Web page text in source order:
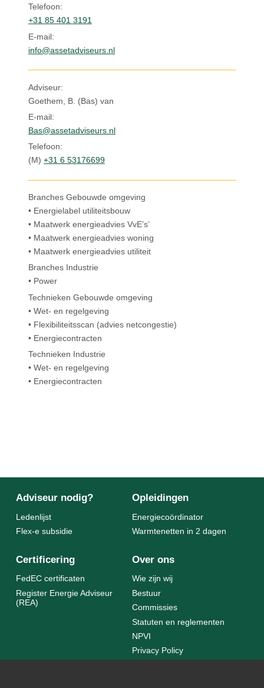
Telefoon:
+31 85 401 3191
E-mail:
info@assetadviseurs.nl
Adviseur:
Goethem, B. (Bas) van
E-mail:
Bas@assetadviseurs.nl
Telefoon:
(M) +31 6 53176699
Branches Gebouwde omgeving
• Energielabel utiliteitsbouw
• Maatwerk energieadvies VvE’s’
• Maatwerk energieadvies woning
• Maatwerk energieadvies utiliteit
Branches Industrie
• Power
Technieken Gebouwde omgeving
• Wet- en regelgeving
• Flexibiliteitsscan (advies netcongestie)
• Energiecontracten
Technieken Industrie
• Wet- en regelgeving
• Energiecontracten
Adviseur nodig?
Ledenlijst
Flex-e subsidie
Opleidingen
Energiecoördinator
Warmtenetten in 2 dagen
Certificering
FedEC certificaten
Register Energie Adviseur
(REA)
Over ons
Wie zijn wij
Bestuur
Commissies
Statuten en reglementen
NPVI
Privacy Policy